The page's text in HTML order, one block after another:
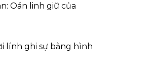
Oán linh giữ của
lính ghi sự bằng hình